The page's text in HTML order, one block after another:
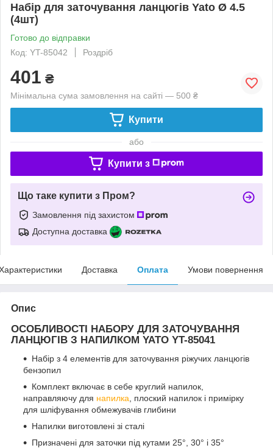
Набір для заточування ланцюгів Yato Ø 4.5
(4шт)
Готово до відправки
Код: YT-85042
Роздріб
401 ₴
Мінімальна сума замовлення на сайті — 500 ₴
Купити
або
Купити з
Що таке купити з Пром?
Замовлення під захистом
Доступна доставка
Доставка Оплата Умови повернення
Опис
ОСОБЛИВОСТІ НАБОРУ ДЛЯ ЗАТОЧУВАННЯ
ЛАНЦЮГІВ З НАПИЛКОМ YATO YT-85041
Набір з 4 елементів для заточування ріжучих ланцюгів
бензопил
Комплект включає в себе круглий напилок,
направляючу для напилка , плоский напилок і примірку
для шліфування обмежувачів глибини
Напилки виготовлені зі сталі
Призначені для заточки під кутами 25°, 30° і 35°